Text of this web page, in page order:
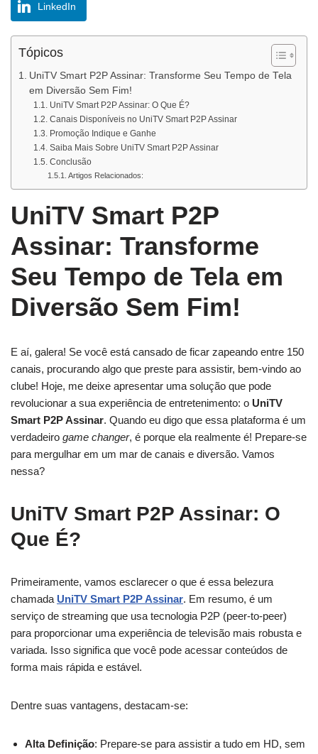
LinkedIn
Tópicos
UniTV Smart P2P Assinar: Transforme Seu Tempo de Tela
em Diversão Sem Fim!
UniTV Smart P2P Assinar: O Que É?
Canais Disponíveis no UniTV Smart P2P Assinar
Promoção Indique e Ganhe
Saiba Mais Sobre UniTV Smart P2P Assinar
Conclusão
Artigos Relacionados:
UniTV Smart P2P
Assinar: Transforme
Seu Tempo de Tela em
Diversão Sem Fim!
E aí, galera! Se você está cansado de ficar zapeando entre 150
canais, procurando algo que preste para assistir, bem-vindo ao
clube! Hoje, me deixe apresentar uma solução que pode
revolucionar a sua experiência de entretenimento: o UniTV
Smart P2P Assinar. Quando eu digo que essa plataforma é um
verdadeiro game changer, é porque ela realmente é! Prepare-se
para mergulhar em um mar de canais e diversão. Vamos
nessa?
UniTV Smart P2P Assinar: O
Que É?
Primeiramente, vamos esclarecer o que é essa belezura
chamada UniTV Smart P2P Assinar. Em resumo, é um
serviço de streaming que usa tecnologia P2P (peer-to-peer)
para proporcionar uma experiência de televisão mais robusta e
variada. Isso significa que você pode acessar conteúdos de
forma mais rápida e estável.
Dentre suas vantagens, destacam-se:
Alta Definição: Prepare-se para assistir a tudo em HD, sem